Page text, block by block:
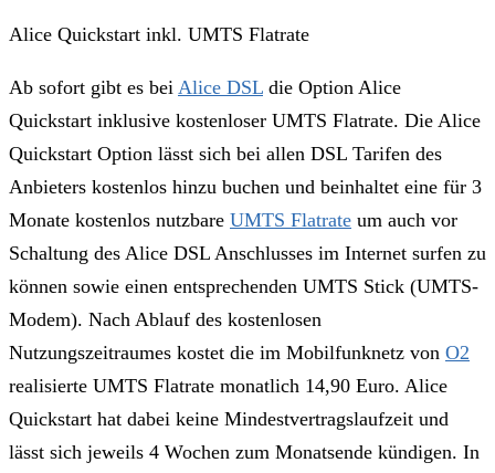
Alice Quickstart inkl. UMTS Flatrate
Ab sofort gibt es bei Alice DSL die Option Alice
Quickstart inklusive kostenloser UMTS Flatrate. Die Alice
Quickstart Option lässt sich bei allen DSL Tarifen des
Anbieters kostenlos hinzu buchen und beinhaltet eine für 3
Monate kostenlos nutzbare UMTS Flatrate um auch vor
Schaltung des Alice DSL Anschlusses im Internet surfen zu
können sowie einen entsprechenden UMTS Stick (UMTS-
Modem). Nach Ablauf des kostenlosen
Nutzungszeitraumes kostet die im Mobilfunknetz von O2
realisierte UMTS Flatrate monatlich 14,90 Euro. Alice
Quickstart hat dabei keine Mindestvertragslaufzeit und
lässt sich jeweils 4 Wochen zum Monatsende kündigen. In